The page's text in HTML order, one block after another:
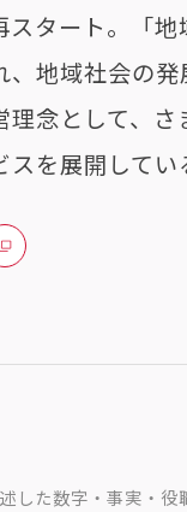
スタート。「地
、地域社会の
理念として、さ
スを展開してい
した数字・事実・役